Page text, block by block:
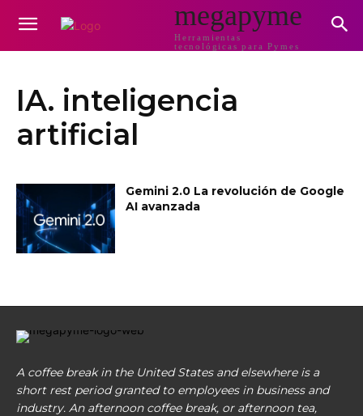
megapyme
Herramientas
tecnológicas para Pymes
IA. inteligencia
artificial
Gemini 2.0 La revolución de Google
AI avanzada
A coffee break in the United States and elsewhere is a
short rest period granted to employees in business and
industry. An afternoon coffee break, or afternoon tea,